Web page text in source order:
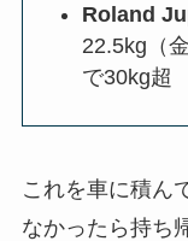
Roland
22.5kg（
で30kg超
これを車に積ん
なかったら持ち